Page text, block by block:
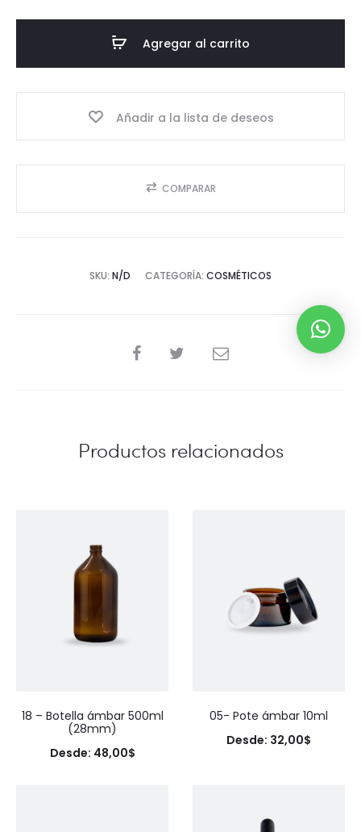
Agregar al carrito
Añadir a la lista de deseos
COMPARAR
SKU: N/D CATEGORÍA: COSMÉTICOS
SHARE
Productos relacionados
18 – Botella ámbar 500ml
(28mm)
Desde: 48,00$
05- Pote ámbar 10ml
Desde: 32,00$